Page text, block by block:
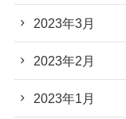
2023年3月
2023年2月
2023年1月